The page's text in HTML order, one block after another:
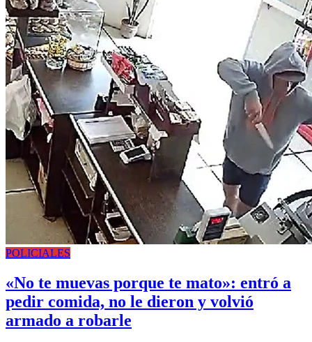
POLICIALES
«No te muevas porque te mato»: entró a
pedir comida, no le dieron y volvió
armado a robarle